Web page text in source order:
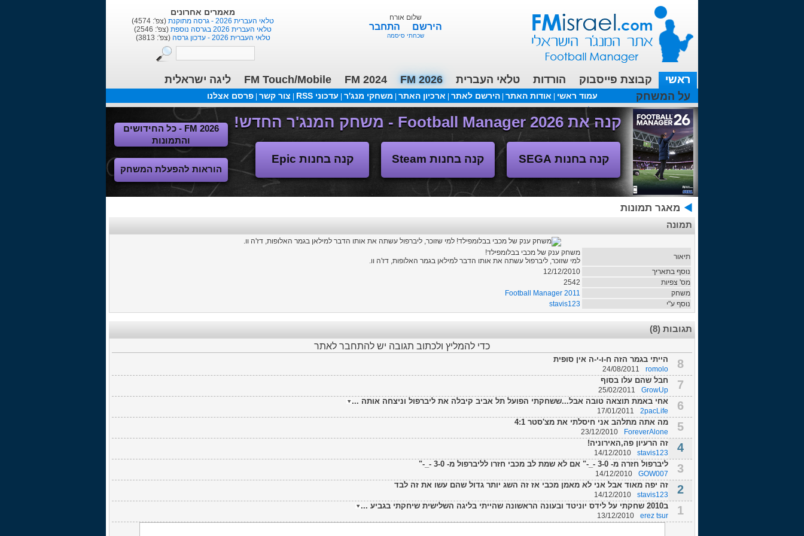
מאמרים אחרונים
טלאי העברית 2026 - גרסה מתוקנת
(צפ': 4574)
טלאי העברית 2026 בגרסה נוספת
(צפ': 2546)
טלאי העברית 2026 - עדכון גרסה
(צפ': 3813)
שלום אורח
הירשם התחבר
שכחתי סיסמה
ראשי קבוצת פייסבוק הורדות טלאי העברית FM 2026
FM 2024
FM Touch/Mobile
ליגה ישראלית
על המשחק
עמוד ראשי אודות האתר |הירשם לאתר ארכיון האתר משחקי מנג'ר עדכוני RSS צור קשר פרסם אצלנו
עכשיו בפורומים:FM19- איך יוצאים לחופשה עם המאמן ?
קנה את Football Manager 2026 - משחק המנג'ר החדש!
קנה בחנות SEGA קנה בחנות Steam קנה בחנות Epic
FM 2026 - כל החידושים
והתמונות
הוראות להפעלת המשחק
מאגר תמונות
תמונה
תיאור
משחק ענק של מכבי בבלומפילד!
למי שזוכר, ליברפול עשתה את אותו הדבר למילאן בגמר האלופות, דז'ה וו.
נוסף בתאריך
12/12/2010
מס' צפיות
2542
משחק
Football Manager 2011
נוסף ע"י
stavis123
תגובות (8)
כדי להמליץ ולכתוב תגובה יש להתחבר לאתר
8 הייתי בגמר הזה ח-ו-י-ה אין סופית
romolo
24/08/2011
7 חבל שהם עלו בסוף
GrowUp
25/02/2011
6 אחי באמת תוצאה טובה אבל...ששחקתי הפועל תל אביב קיבלה את ליברפול וניצחה אותה ...
2pacLife
17/01/2011
5 מה אתה מתלהב אני חיסלתי את מצ'סטר 4:1
ForeverAlone
23/12/2010
4 זה הרעיון פה,האירוניה!
stavis123
14/12/2010
3 ליברפול חזרה מ- 3-0 -_-" אם לא שמת לב מכבי חזרו לליברפול מ- 3-0 -_-"
GOW007
14/12/2010
2 זה יפה מאוד אבל אני לא מאמן מכבי אז זה השג יותר גדול שהם עשו את זה לבד
stavis123
14/12/2010
1 ב2010 שחקתי על לידס יוניטד ובעונה הראשונה שהייתי בליגה השלישית שיחקתי בגביע ...
erez tsur
13/12/2010